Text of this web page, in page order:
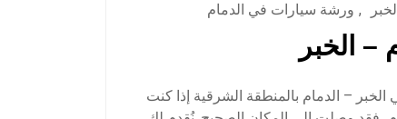
, ورشة سيارات في الدمام
الخبر
– الدمام بالمنطقة الشرقية إذا كنت